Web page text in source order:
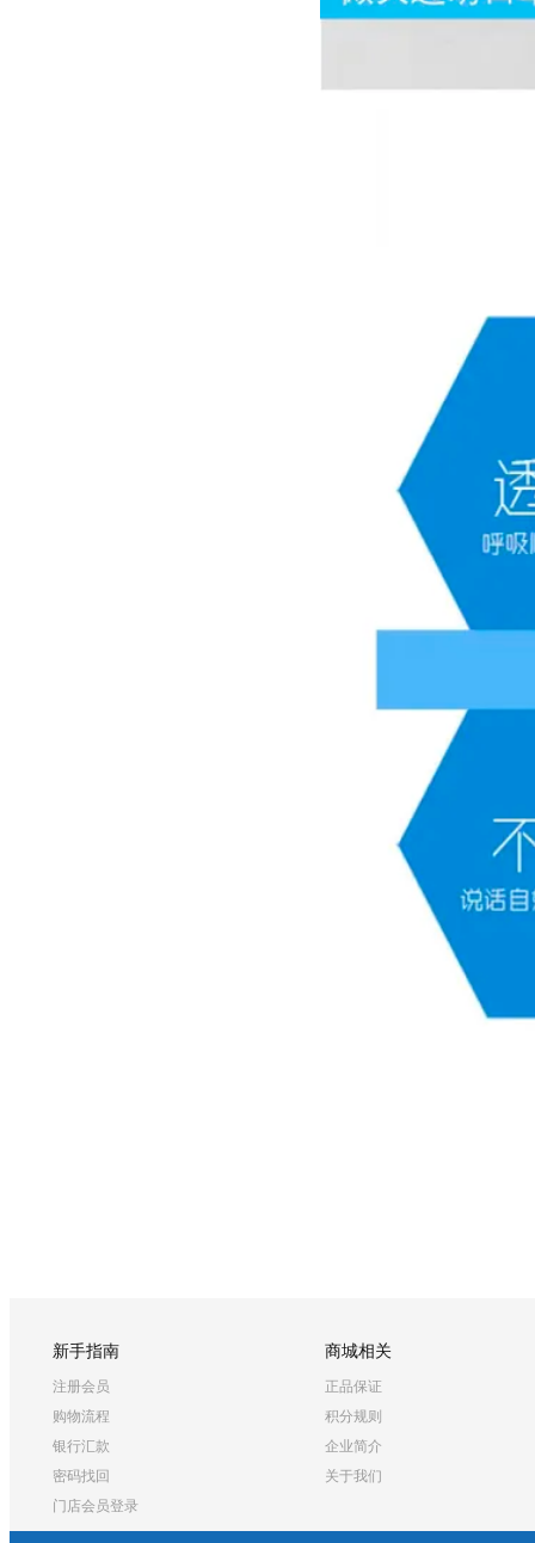
新手指南
注册会员
购物流程
银行汇款
密码找回
门店会员登录
商城相关
正品保证
积分规则
企业简介
关于我们